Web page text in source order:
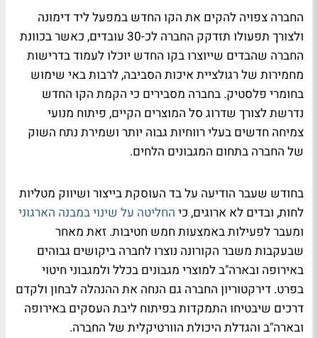
החברה צפויה להקים את הקו החדש במפעל ליד דימונה
ולצורך תפעולו תזדקק החברה לכ-30 עובדים, כאשר בכוונת
החברה שהבדים שייוצרו בקו החדש יוכלו לעמוד בדרישות
מחמירות של רגולציית איכות הסביבה, לרבות באי שימוש
בחומרי פלסטיק. בחברה מסבירים כי הקמת הקו החדש
נדרשת לצורך שדרוג סל המוצרים הקיים, פיתוח מנועי
צמיחה חדשים בעלי רווחיות גבוה יותר ושמירת נתח השוק
של החברה בתחום המגבונים הלחים.
בחודש שעבר הודיעה על בד העוסקת בייצור ושיווק מטליות
לחות, ובדים לא ארוגים, כי החליטה על שינוי במבנה הארגוני
ומעבר לפעילות באמצעות חמש חטיבות. זאת מאחר
שבעקבות משבר הקורונה נוצרו לחברה ביקושים גבוהים
באירופה ובארה"ב למוצרי מגבונים בכלל ולמגבוני חיטוי
בפרט. דירקטוריון החברה גם הנחה את ההנהלה לבחון ולקדם
דרכים שיבטיחו התמקדות בפיתוח ליבת העסקים באירופה
ובארה"ב והגדלת היכולת הוורטיקלית של החברה.